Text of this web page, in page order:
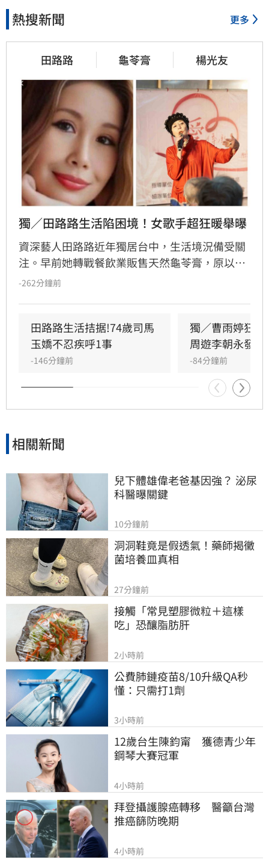
熱搜新聞 更多
田路路 龜苓膏 楊光友
獨／田路路生活陷困境！女歌手超狂暖舉曝
資深藝人田路路近年獨居台中，生活境況備受關
注。早前她轉戰餐飲業販售天然龜苓膏，原以為
事業漸入佳境，卻因身體狀況欠佳及腳傷復發，
優先處理私人事務並調養身體。長期相挺的歌手
乾妹奕君也證實此消息。
-262分鐘前
田路路生活拮据!74歲司馬
玉嬌不忍疾呼1事
-146分鐘前
獨／曹雨婷狂
周遊李朝永發聲
-84分鐘前
相關新聞
兒下體雄偉老爸基因強？ 泌尿
科醫曝關鍵
10分鐘前
洞洞鞋竟是假透氣！藥師揭黴
菌培養皿真相
27分鐘前
接觸「常見塑膠微粒＋這樣
吃」恐釀脂肪肝
2小時前
公費肺鏈疫苗8/10升級QA秒
懂：只需打1劑
3小時前
12歲台生陳鈞甯　獲德青少年
鋼琴大賽冠軍
4小時前
拜登攝護腺癌轉移　醫籲台灣
推癌篩防晚期
4小時前